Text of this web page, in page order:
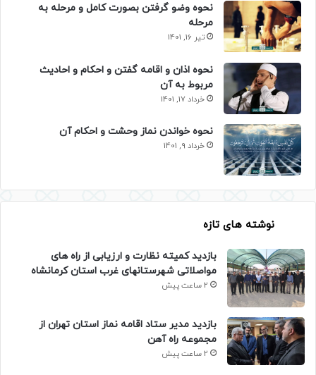
نحوه وضو گرفتن بصورت کامل و مرحله به
مرحله
تیر 16, 1401
نحوه اذان و اقامه گفتن و احکام و احادیث
مربوط به آن
خرداد 17, 1401
نحوه خواندن نماز وحشت و احکام آن
خرداد 9, 1401
نوشته های تازه
بازدید کمیته نظارت و ارزیابی از راه های
مواصلاتی شهرستانهای غرب استان کرمانشاه
2 ساعت پیش
بازدید مدیر ستاد اقامه نماز استان تهران از
مجموعه راه آهن
2 ساعت پیش